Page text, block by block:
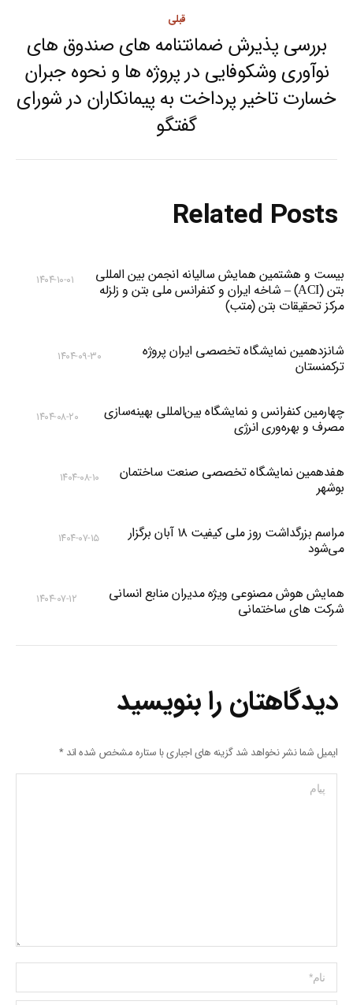
قبلی
Previous
post:
بررسی پذیرش ضمانتنامه های صندوق های
نوآوری وشکوفایی در پروژه ها و نحوه جبران
خسارت تاخیر پرداخت به پیمانکاران در شورای
گفتگو
Related Posts
بیست و هشتمین همایش سالیانه انجمن بین المللی
بتن (ACI) – شاخه ایران و کنفرانس ملی بتن و زلزله
مرکز تحقیقات بتن (متب)
۱۴۰۴-۱۰-۰۱
شانزدهمین نمایشگاه تخصصی ایران پروژه
ترکمنستان
۱۴۰۴-۰۹-۳۰
چهارمین کنفرانس و نمایشگاه بین‌المللی بهینه‌سازی
مصرف و بهره‌وری انرژی
۱۴۰۴-۰۸-۲۰
هفدهمین نمایشگاه تخصصی صنعت ساختمان
بوشهر
۱۴۰۴-۰۸-۱۰
مراسم بزرگداشت روز ملی کیفیت ۱۸ آبان برگزار
می‌شود
۱۴۰۴-۰۷-۱۵
همایش هوش مصنوعی ویژه مدیران منابع انسانی
شرکت های ساختمانی
۱۴۰۴-۰۷-۱۲
دیدگاهتان را بنویسید
ایمیل شما نشر نخواهد شد گزینه های اجباری با ستاره مشخص شده اند*
پیام
Name *